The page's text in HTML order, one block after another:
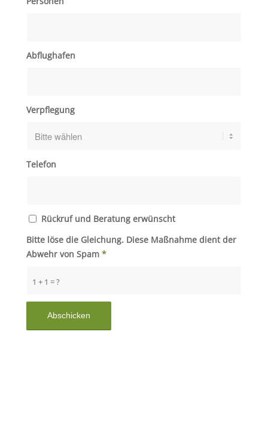
Abflughafen
Verpflegung
Telefon
Rückruf und Beratung erwünscht
1 + 1 = ?
Bitte löse die Gleichung. Diese Maßnahme dient der
Abwehr von Spam *